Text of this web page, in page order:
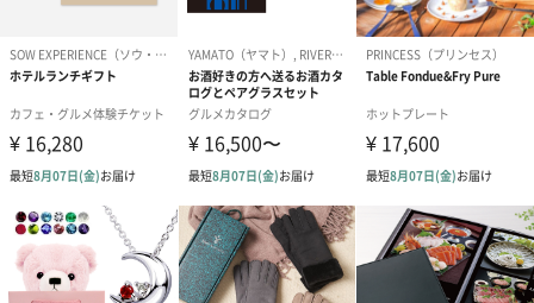
ブライダルロリポップ
（1,122円）
ブライダルロリポップ
（1,122円）
夫婦箸と箸置
生花